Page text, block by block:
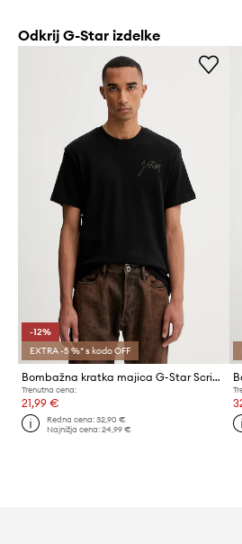
Odkrij G-Star izdelke
-12%
EXTRA -5 %* s kodo OFF
Bombažna kratka majica G-Star Script
Trenutna cena:
21,99 €
Redna cena:32,90 €
Najnižja cena:24,99 €